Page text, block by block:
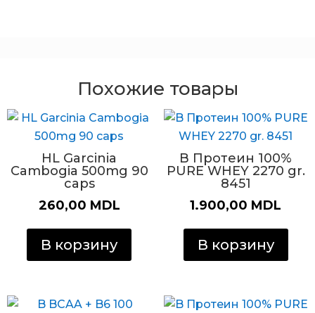
Похожие товары
HL Garcinia
Cambogia 500mg 90
caps
260,00 MDL
В корзину
B Протеин 100%
PURE WHEY 2270 gr.
8451
1.900,00 MDL
В корзину